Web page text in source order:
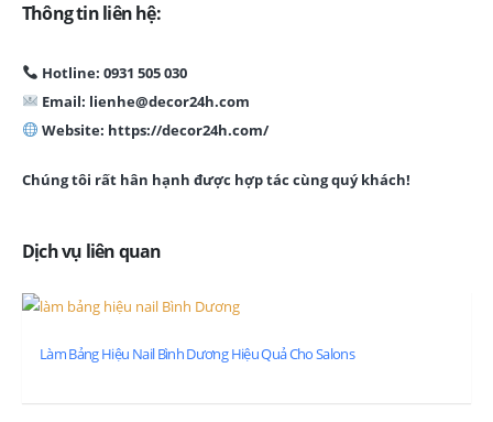
Thông tin liên hệ:
Hotline: 0931 505 030
Email: lienhe@decor24h.com
Website: https://decor24h.com/
Chúng tôi rất hân hạnh được hợp tác cùng quý khách!
Dịch vụ liên quan
Làm Bảng Hiệu Nail Bình Dương Hiệu Quả Cho Salons